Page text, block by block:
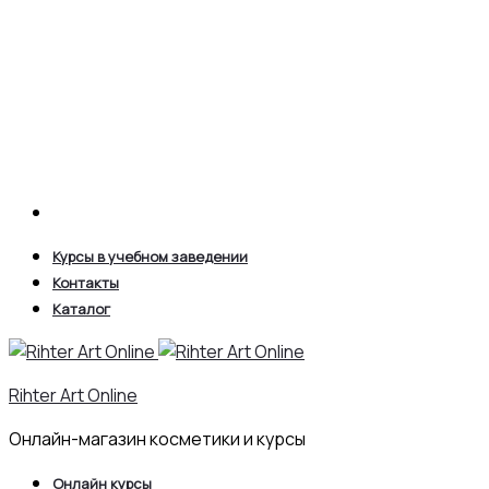
Курсы в учебном заведении
Контакты
Каталог
Rihter Art Online
Онлайн-магазин косметики и курсы
Онлайн курсы